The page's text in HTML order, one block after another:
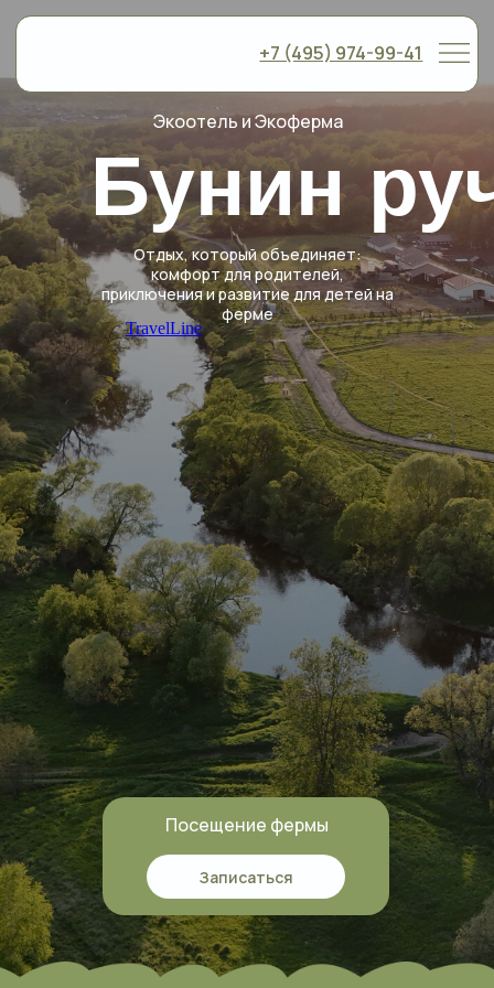
Отдых, который объединяет:
комфорт для родителей,
приключения и развитие для детей на
ферме
Экоотель и Экоферма
Бунин
TravelLine
Посещение фермы
Записаться